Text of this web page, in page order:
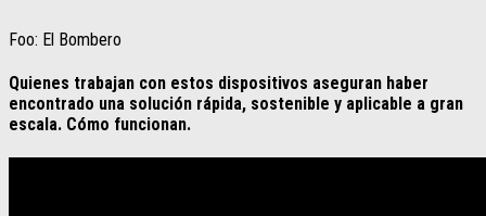
Foo: El Bombero
Quienes trabajan con estos dispositivos aseguran haber
encontrado una solución rápida, sostenible y aplicable a gran
escala. Cómo funcionan.